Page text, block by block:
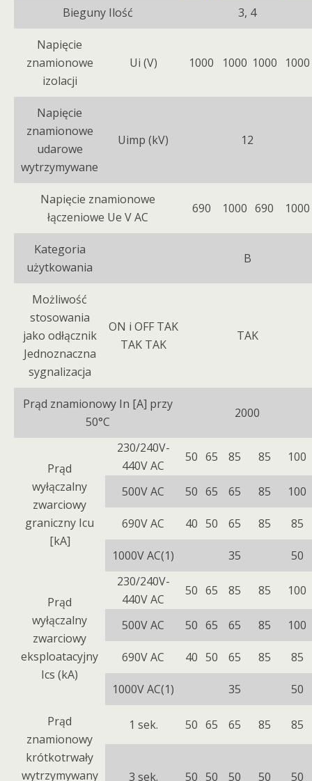
Bieguny Ilość 3, 4
Napięcie
znamionowe
izolacji
Ui (V) 1000 1000 1000 1000
Napięcie
znamionowe
udarowe
wytrzymywane
Uimp (kV) 12
Napięcie znamionowe
łączeniowe Ue V AC
690 1000 690 1000
Kategoria
użytkowania
B
Możliwość
stosowania
jako odłącznik
Jednoznaczna
sygnalizacja
ON i OFF TAK
TAK TAK
TAK
Prąd znamionowy In [A] przy
50°C
2000
Prąd
wyłączalny
zwarciowy
graniczny Icu
[kA]
230/240V-
440V AC
50 65 85 85 100
500V AC 50 65 65 85 100
690V AC 40 50 65 85 85
1000V AC(1) 35 50
Prąd
wyłączalny
zwarciowy
eksploatacyjny
Ics (kA)
230/240V-
440V AC
50 65 85 85 100
500V AC 50 65 65 85 100
690V AC 40 50 65 85 85
1000V AC(1) 35 50
Prąd
znamionowy
krótkotrwały
wytrzymywany
1 sek. 50 65 65 85 85
3 sek. 50 50 50 50 50